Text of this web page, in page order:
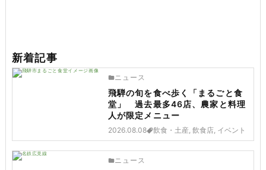
新着記事
ニュース
飛騨の旬を食べ歩く「まるごと食
堂」 過去最多46店、農家と料理
人が限定メニュー
2026.08.08 飲食・土産, 飲食店, イベント
ニュース